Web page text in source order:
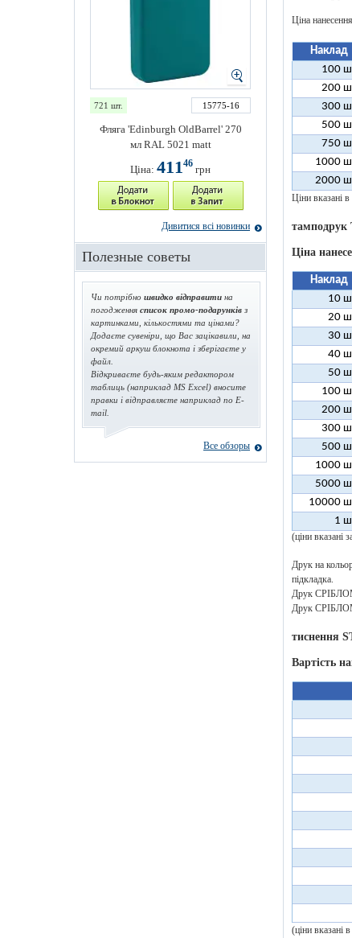
Ціна
Наклад
100
200
300
500
750
1000
2000
Ціни вказані в
тамподрук
Ціна
Наклад
10
20
30
40
50
100
200
300
500
1000
5000
10000
1
(ціни вказані
Друк на
підкладка.
Друк
Друк СРІБЛОМ
тиснення
Вартість
(ціни
721 шт. 15775-16
Фляга 'Edinburgh OldBarrel' 270
мл RAL 5021 matt
Ціна: 41146 грн
Дивитися всі новинки
Полезные советы
Чи потрібно швидко відправити на
погодження список промо-подарунків з
картинками, кількостями та цінами?
Додаєте сувеніри, що Вас зацікавили, на
окремий аркуш блокнота і зберігаєте у
файл.
Відкриваєте будь-яким редактором
таблиць (наприклад MS Excel) вносите
правки і відправляєте наприклад по E-
mail.
Все обзоры